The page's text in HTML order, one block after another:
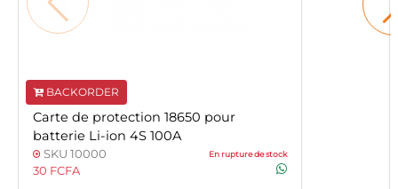
BACKORDER
Carte de protection 18650 pour
batterie Li-ion 4S 100A
SKU 10000 En rupture de stock
30 FCFA